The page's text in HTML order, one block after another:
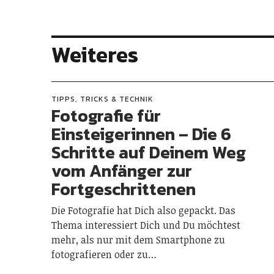
Weiteres
TIPPS, TRICKS & TECHNIK
Fotografie für
Einsteigerinnen – Die 6
Schritte auf Deinem Weg
vom Anfänger zur
Fortgeschrittenen
Die Fotografie hat Dich also gepackt. Das
Thema interessiert Dich und Du möchtest
mehr, als nur mit dem Smartphone zu
fotografieren oder zu…